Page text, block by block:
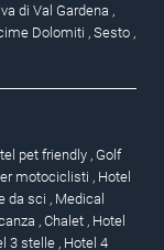
di Val Gardena ,
Dolomiti , Sesto ,
pet friendly , Golf
motociclisti , Hotel
da sci , Medical
, Chalet , Hotel
3 stelle , Hotel 4